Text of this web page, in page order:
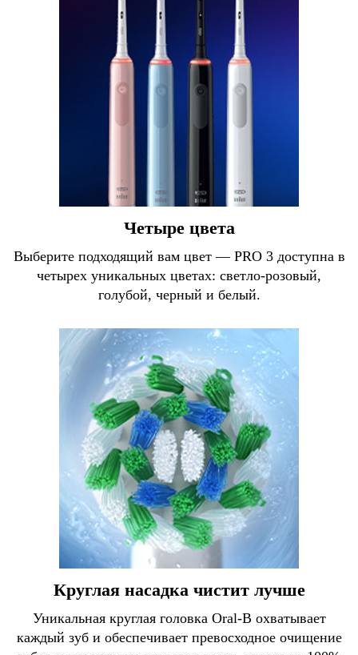
Четыре цвета
Выберите подходящий вам цвет — PRO 3 доступна в
четырех уникальных цветах: светло-розовый,
голубой, черный и белый.
Круглая насадка чистит лучше
Уникальная круглая головка Oral-B охватывает
каждый зуб и обеспечивает превосходное очищение